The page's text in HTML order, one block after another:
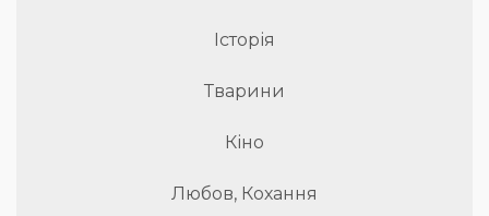
Історія
Тварини
Кіно
Любов, Кохання